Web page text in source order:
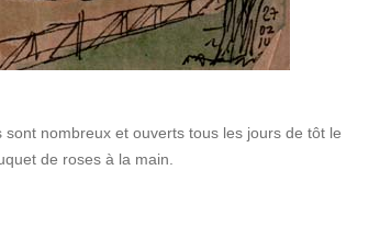
nombreux et ouverts tous les jours de tôt le
de roses à la main.